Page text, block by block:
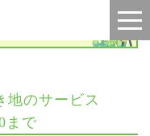
地のサービス
まで